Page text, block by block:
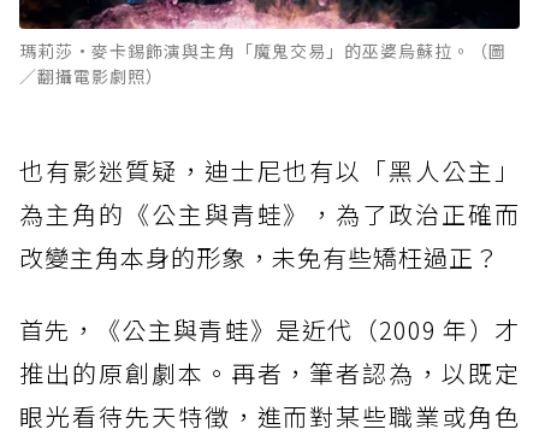
瑪莉莎·麥卡錫飾演與主角「魔鬼交易」的巫婆烏蘇拉。（圖
／翻攝電影劇照）
也有影迷質疑，迪士尼也有以「黑人公主」
為主角的《公主與青蛙》，為了政治正確而
改變主角本身的形象，未免有些矯枉過正？
首先，《公主與青蛙》是近代（2009 年）才
推出的原創劇本。再者，筆者認為，以既定
眼光看待先天特徵，進而對某些職業或角色